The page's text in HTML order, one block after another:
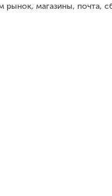
магазины, почта,